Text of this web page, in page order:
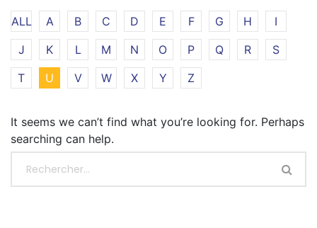
ALL A B C D E F G H
I
J
K L M N O P Q R
S
T
U V W X Y Z
It seems we can’t find what you’re looking for. Perhaps
searching can help.